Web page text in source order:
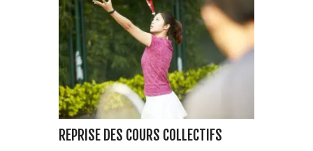
REPRISE DES COURS COLLECTIFS